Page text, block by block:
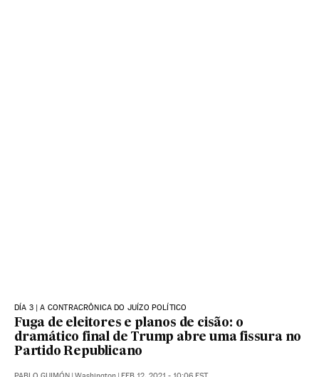
DÍA 3 | A CONTRACRÔNICA DO JUÍZO POLÍTICO
Fuga de eleitores e planos de cisão: o
dramático final de Trump abre uma fissura no
Partido Republicano